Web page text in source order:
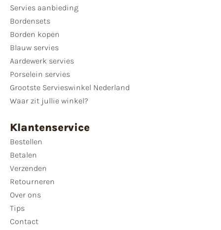
Servies aanbieding
Bordensets
Borden kopen
Blauw servies
Aardewerk servies
Porselein servies
Grootste Servieswinkel Nederland
Waar zit jullie winkel?
Klantenservice
Bestellen
Betalen
Verzenden
Retourneren
Over ons
Tips
Contact